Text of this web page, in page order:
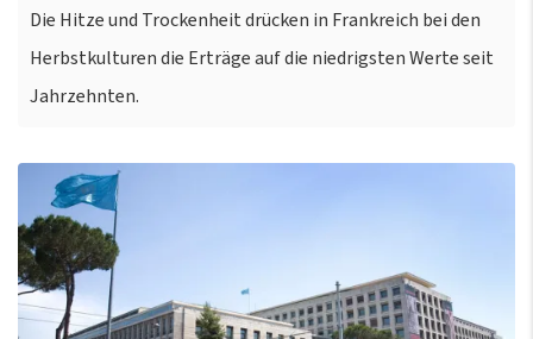
Die Hitze und Trockenheit drücken in Frankreich bei den
Herbstkulturen die Erträge auf die niedrigsten Werte seit
Jahrzehnten.